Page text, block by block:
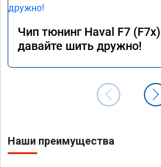
Чип тюнинг Haval F7
давайте шить дружно!
Наши преимущества